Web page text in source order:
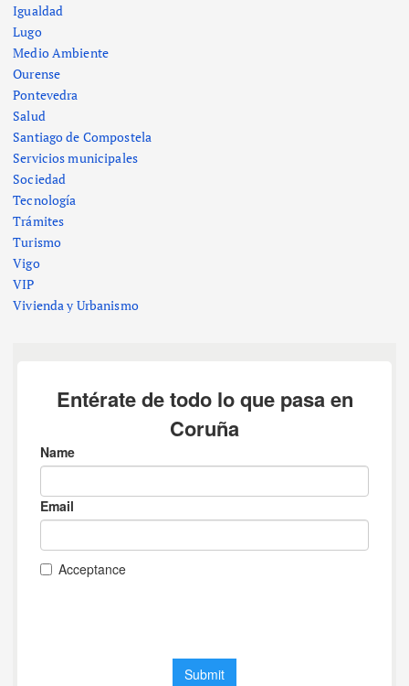
Igualdad
Lugo
Medio Ambiente
Ourense
Pontevedra
Salud
Santiago de Compostela
Servicios municipales
Sociedad
Tecnología
Trámites
Turismo
Vigo
VIP
Vivienda y Urbanismo